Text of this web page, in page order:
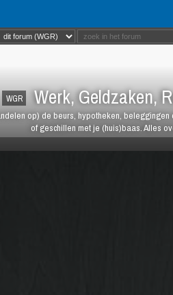
WGR Werk, Geldzaken,
op) de beurs, hypotheken,
of geschillen met je (huis)baas. Alles